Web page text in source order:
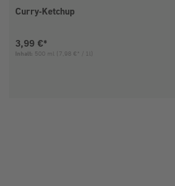
Curry-Ketchup
Aktueller Preis:
3,99 €*
Inhalt: 500 ml (7,98 €* / 1l)